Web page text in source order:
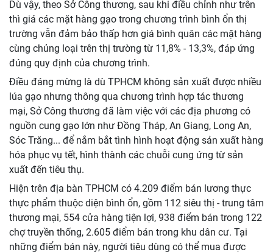
Dù vậy, theo Sở Công thương, sau khi điều chỉnh như trên
thì giá các mặt hàng gạo trong chương trình bình ổn thị
trường vẫn đảm bảo thấp hơn giá bình quân các mặt hàng
cùng chủng loại trên thị trường từ 11,8% - 13,3%, đáp ứng
đúng quy định của chương trình.
Điều đáng mừng là dù TPHCM không sản xuất được nhiều
lúa gạo nhưng thông qua chương trình hợp tác thương
mại, Sở Công thương đã làm việc với các địa phương có
nguồn cung gạo lớn như Đồng Tháp, An Giang, Long An,
Sóc Trăng... để nắm bắt tình hình hoạt động sản xuất hàng
hóa phục vụ tết, hình thành các chuỗi cung ứng từ sản
xuất đến tiêu thụ.
Hiện trên địa bàn TPHCM có 4.209 điểm bán lương thực
thực phẩm thuộc diện bình ổn, gồm 112 siêu thị - trung tâm
thương mại, 554 cửa hàng tiện lợi, 938 điểm bán trong 122
chợ truyền thống, 2.605 điểm bán trong khu dân cư. Tại
những điểm bán này, người tiêu dùng có thể mua được